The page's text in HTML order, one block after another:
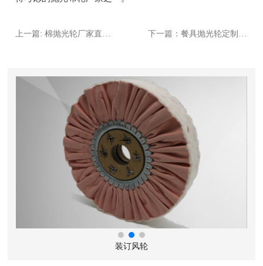
上一篇: 棉抛光轮厂家直销：如何找到靠谱供应商？ 下一篇：餐具抛光轮定制服务：如何根据需求选择厂家？
装订风轮